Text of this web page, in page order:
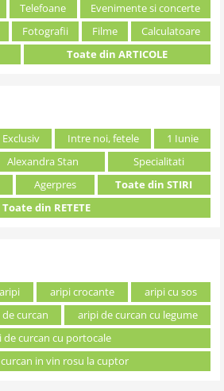
Telefoane
Evenimente si concerte
Fotografii Filme
Calculatoare
Toate din ARTICOLE
Exclusiv Intre noi, fetele
1 Iunie
Alexandra Stan
Specialitati
Agerpres
Toate din STIRI
Toate din RETETE
aripi aripi crocante
aripi cu sos
curcan
aripi de curcan cu legume
de curcan cu portocale
in vin rosu la cuptor